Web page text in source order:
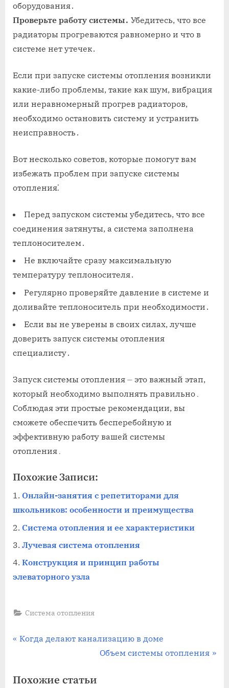
оборудования․
Проверьте работу системы․ Убедитесь, что все
радиаторы прогреваются равномерно и что в
системе нет утечек․
Если при запуске системы отопления возникли
какие-либо проблемы, такие как шум, вибрация
или неравномерный прогрев радиаторов,
необходимо остановить систему и устранить
неисправность․
Вот несколько советов, которые помогут вам
избежать проблем при запуске системы
отопления⁚
Перед запуском системы убедитесь, что все
соединения затянуты, а система заполнена
теплоносителем․
Не включайте сразу максимальную
температуру теплоносителя․
Регулярно проверяйте давление в системе и
доливайте теплоноситель при необходимости․
Если вы не уверены в своих силах, лучше
доверить запуск системы отопления
специалисту․
Запуск системы отопления ⏤ это важный этап,
который необходимо выполнять правильно․
Соблюдая эти простые рекомендации, вы
сможете обеспечить бесперебойную и
эффективную работу вашей системы
отопления․
Похожие Записи:
Онлайн-занятия с репетиторами для
школьников: особенности и преимущества
Система отопления и ее характеристики
Лучевая система отопления
Конструкция и принцип работы
элеваторного узла
Система отопления
Навигация
записям
П
д
Когда делают канализацию в доме
С
Объем системы отопления
Похожие статьи